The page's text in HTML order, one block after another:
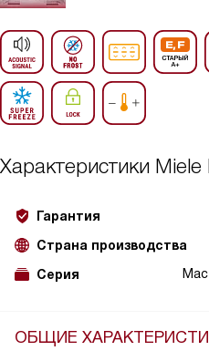
Характеристики Miele
Гарантия
Страна производства
Серия
ОБЩИЕ